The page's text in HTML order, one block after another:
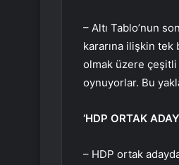
– Altı Tablo’nun
kararına ilişkin tek
olmak üzere
oynuyorlar. Bu
‘HDP ORTAK
– HDP ortak